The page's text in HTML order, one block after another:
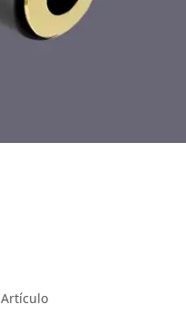
Artículo